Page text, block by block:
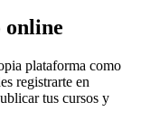
online
plataforma como
registrarte en
tus cursos y